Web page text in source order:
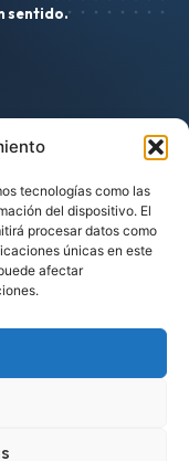
tecnologías como las
del dispositivo. El
procesar datos como
únicas en este
afectar
sentido.